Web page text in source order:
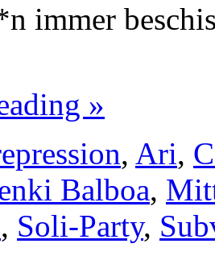
immer
»
, Ari,
Balboa,
, Soli-Party,